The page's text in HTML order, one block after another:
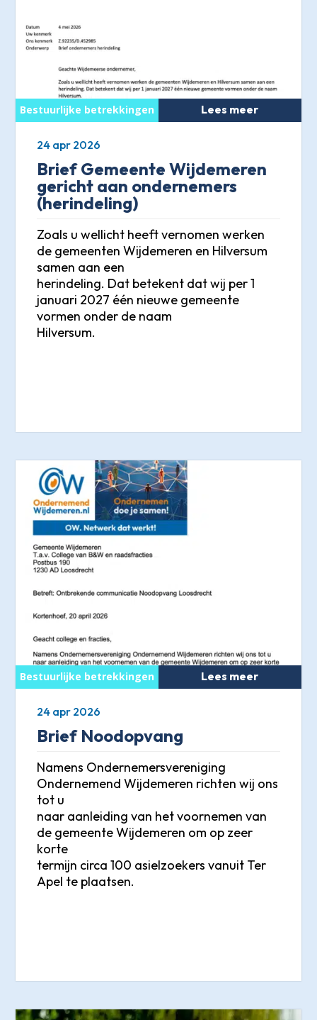
Brief Gemeente Wijdemeren
gericht aan ondernemers
(herindeling)
Zoals u wellicht heeft vernomen werken
de gemeenten Wijdemeren en Hilversum
samen aan een
herindeling. Dat betekent dat wij per 1
januari 2027 één nieuwe gemeente
vormen onder de naam
Hilversum.
Lees meer
24 apr 2026
Brief Noodopvang
Namens Ondernemersvereniging
Ondernemend Wijdemeren richten wij ons
tot u
naar aanleiding van het voornemen van
de gemeente Wijdemeren om op zeer
korte
termijn circa 100 asielzoekers vanuit Ter
Apel te plaatsen.
Lees meer
24 apr 2026